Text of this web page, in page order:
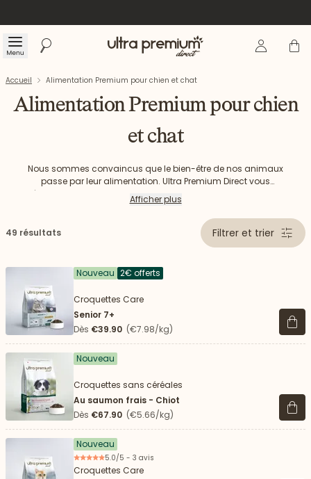
Menu Rechercher Accueil Se Panier
Accueil Alimentation Premium pour chien et chat
Alimentation Premium pour chien
et chat
Nous sommes convaincus que le bien-être de nos animaux
passe par leur alimentation. Ultra Premium Direct vous
propose une alimentation premium pour chien et chat avec
un maximum d'ingrédients d'origine naturelle et choisis
dans le respect de leur régime naturel carnivore.
Découvrez notre gamme d’alimentation premium pour chien
et chat.
Afficher plus
49 résultats Filtrer et trier
Nouveau 2€ offerts
Croquettes Care
Senior 7+
Dès €39.90 (€7.98/kg) Voir
Nouveau
Croquettes sans céréales
Au saumon frais - Chiot
Dès €67.90 (€5.66/kg) Voir
Nouveau
5.0/5 - 3 avis
Croquettes Care